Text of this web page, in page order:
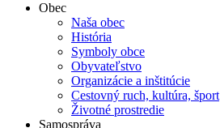
Obec
Naša obec
História
Symboly obce
Obyvateľstvo
Organizácie a inštitúcie
Cestovný ruch, kultúra, šport
Životné prostredie
Samospráva